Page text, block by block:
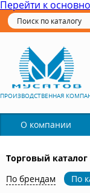
Перейти к
ПРОИЗВОДСТВЕННАЯ
О компании
Торговый каталог
По брендам
По